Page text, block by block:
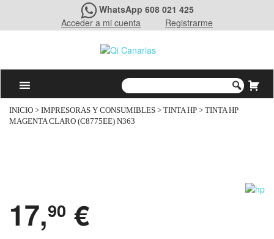
WhatsApp 608 021 425
Acceder a mi cuenta
Registrarme
INICIO > IMPRESORAS Y CONSUMIBLES > TINTA HP > TINTA HP
MAGENTA CLARO (C8775EE) N363
17,90 €